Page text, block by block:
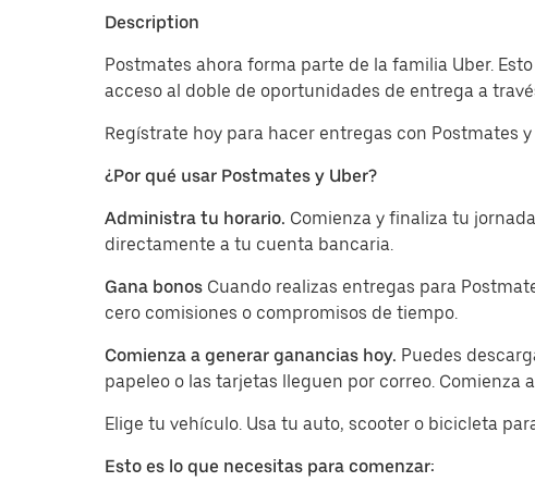
Description
Postmates ahora forma parte de la familia Uber.
acceso al doble de oportunidades de entrega a
Regístrate hoy para hacer entregas con Postmates y
¿Por qué usar Postmates y Uber?
Administra tu horario. Comienza y finaliza tu
directamente a tu cuenta bancaria.
Gana bonos Cuando realizas entregas para
cero comisiones o compromisos de tiempo.
Comienza a generar ganancias hoy. Puedes
papeleo o las tarjetas lleguen por correo.
Elige tu vehículo. Usa tu auto, scooter o bicicleta
Esto es lo que necesitas para comenzar: